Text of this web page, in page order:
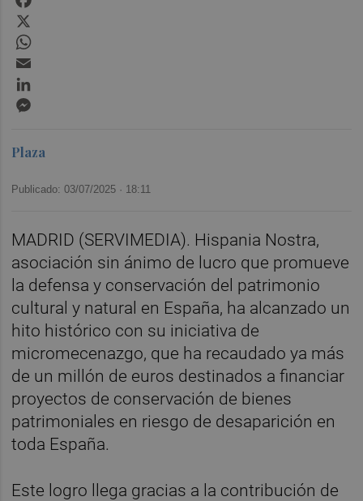
Plaza
Publicado: 03/07/2025 · 18:11
MADRID (SERVIMEDIA). Hispania Nostra,
asociación sin ánimo de lucro que promueve
la defensa y conservación del patrimonio
cultural y natural en España, ha alcanzado un
hito histórico con su iniciativa de
micromecenazgo, que ha recaudado ya más
de un millón de euros destinados a financiar
proyectos de conservación de bienes
patrimoniales en riesgo de desaparición en
toda España.
Este logro llega gracias a la contribución de